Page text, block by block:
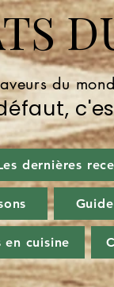
du
dernières
en cuisine